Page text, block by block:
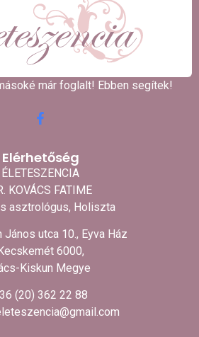
már foglalt! Ebben segítek!
Elérhetőség
ÉLETESZENCIA
KOVÁCS FATIME
asztrológus, Holiszta
János utca 10., Eyva Ház
6000,
Kiskun Megye
(20) 362 22 88